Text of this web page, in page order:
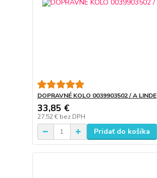
DOPRAVNÉ KOLO 0039903502 / A LINDE
33,85 €
27,52 € bez DPH
Pridať do košíka